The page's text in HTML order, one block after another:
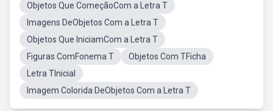
Objetos Que ComeçãoCom a Letra T
Imagens DeObjetos Com a Letra T
Objetos Que IniciamCom a Letra T
Figuras ComFonema T
Objetos Com TFicha
Letra TInicial
Imagem Colorida DeObjetos Com a Letra T